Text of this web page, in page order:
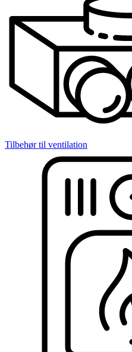
Tilbehør til ventilation